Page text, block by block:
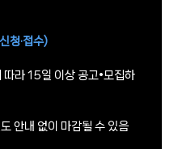
청·접수)
라 15일 이상 공고•모집하
안내 없이 마감될 수 있음